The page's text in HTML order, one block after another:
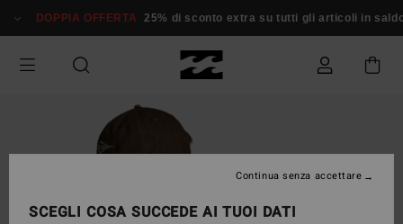
alle
prodotto
DOPPIA OFFERTA 25% di sconto extra su tutti gli articoli in saldo*
SCEGLI COSA SUCCEDE AI TUOI DATI
Continua senza accettare